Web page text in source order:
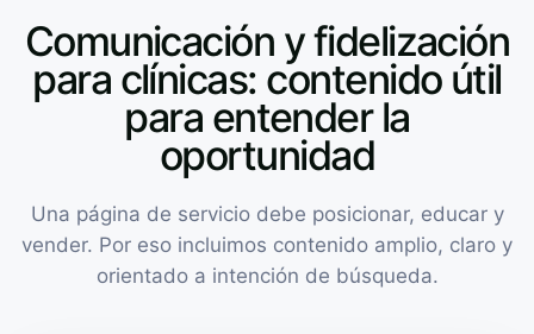
Comunicación y fidelización
para clínicas: contenido útil
para entender la
oportunidad
Una página de servicio debe posicionar, educar y
vender. Por eso incluimos contenido amplio, claro y
orientado a intención de búsqueda.